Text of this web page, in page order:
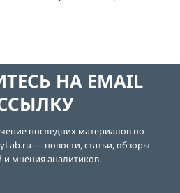
НА EMAIL
последних материалов по
— новости, статьи, обзоры
и мнения аналитиков.